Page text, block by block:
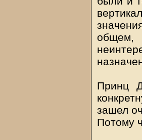
общем,
Принц
зашел
Потому